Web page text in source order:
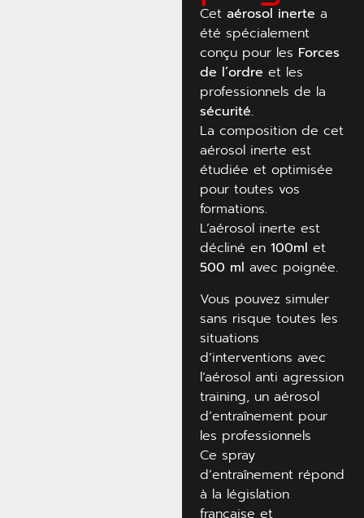
Cetaérosol inerte a
été spécialement
conçu pour les Forces
de l’ordreet les
professionnels de la
sécurité.
La composition de cet
aérosol inerte est
étudiée et optimisée
pour toutes vos
formations.
L’aérosol inerte est
décliné en100ml et
500 mlavec poignée.
Vous pouvez simuler
sans risque toutes les
situations
d’interventions avec
l’aérosol anti agression
training, un aérosol
d’entraînement pour
les professionnels
Ce spray
d’entraînement répond
à la législation
française et